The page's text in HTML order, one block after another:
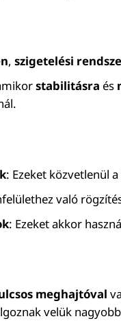
,szigetelési
stabilitásra és
: Ezeket közvetlenül
való
: Ezeket akkor
meghajtóval
velük